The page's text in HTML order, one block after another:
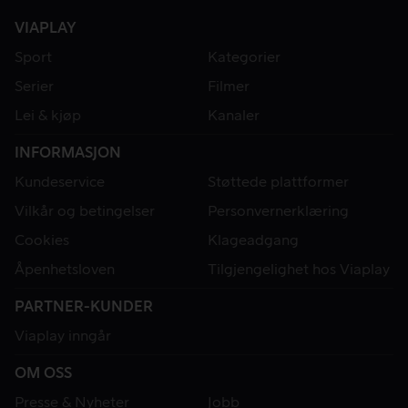
VIAPLAY
Sport
Kategorier
Serier
Filmer
Lei & kjøp
Kanaler
INFORMASJON
Kundeservice
Støttede plattformer
Vilkår og betingelser
Personvernerklæring
Cookies
Klageadgang
Åpenhetsloven
Tilgjengelighet hos Viaplay
PARTNER-KUNDER
Viaplay inngår
OM OSS
Presse & Nyheter
Jobb